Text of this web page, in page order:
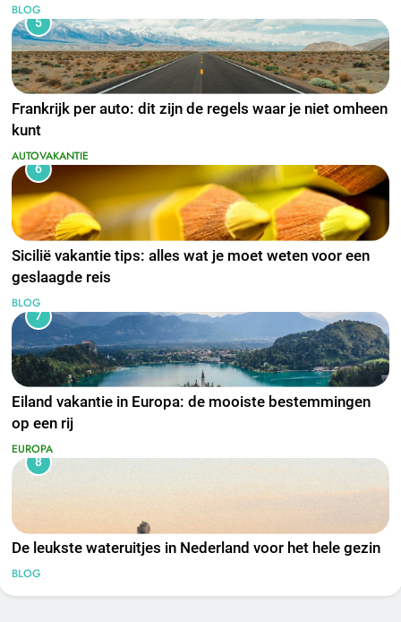
BLOG
5
Frankrijk per auto: dit zijn de regels waar je niet omheen
kunt
AUTOVAKANTIE
6
Sicilië vakantie tips: alles wat je moet weten voor een
geslaagde reis
BLOG
7
Eiland vakantie in Europa: de mooiste bestemmingen
op een rij
EUROPA
8
De leukste wateruitjes in Nederland voor het hele gezin
BLOG